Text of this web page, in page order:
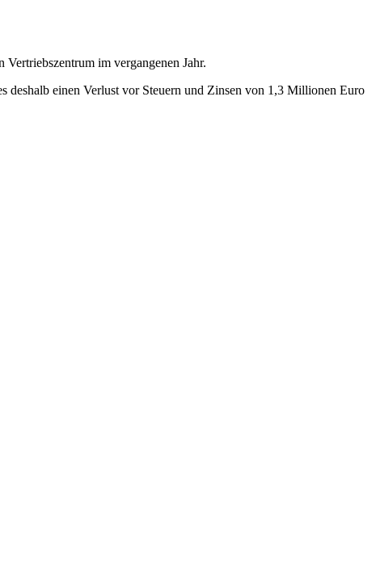
Vertriebszentrum im vergangenen Jahr.
deshalb einen Verlust vor Steuern und Zinsen von 1,3 Millionen Euro